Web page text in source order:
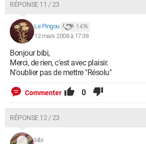
RÉPONSE 11 / 23
Le Pingou 1 476
12 mars 2008 à 17:38
Bonjour bibi,
Merci, de rien, c'est avec plaisir.
N'oublier pas de mettre "Résolu"
Commenter 0
RÉPONSE 12 / 23
bibi